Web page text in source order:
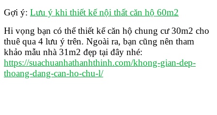
Gợi ý: Lưu ý khi thiết kế nội thất căn hộ 60m2
Hi vọng bạn có thể thiết kế căn hộ chung cư 30m2 cho
thuê qua 4 lưu ý trên. Ngoài ra, bạn cũng nên tham
khảo mẫu nhà 31m2 đẹp tại đây nhé:
https://suachuanhathanhthinh.com/khong-gian-dep-
thoang-dang-can-ho-chu-l/